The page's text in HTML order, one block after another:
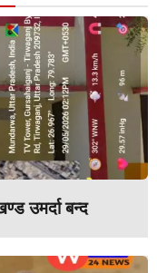
उमर्दा बन्द